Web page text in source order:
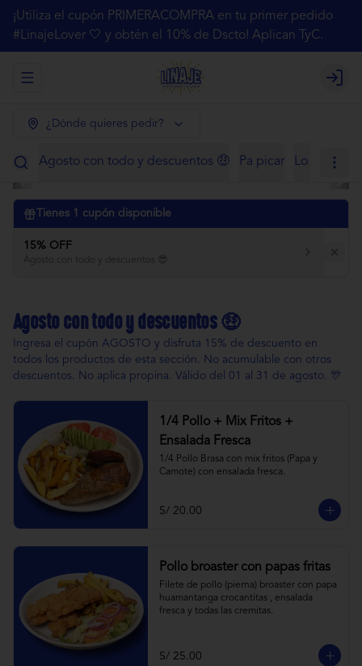
¡Utiliza el cupón PRIMERACOMPRA en tu primer pedido
#LinajeLover 🤍 y obtén el 10% de Dscto! Aplican TyC.
Abrir menu de navegación Login
¿Dónde quieres pedir?
Agosto con todo y descuentos 🤑 Pa picar Lo de
Tienes 1 cupón disponible
15% OFF
Agosto con todo y descuentos 😎
Agosto con todo y descuentos 🤑
Ingresa el cupón AGOSTO y disfruta 15% de descuento en
todos los productos de esta sección. No acumulable con otros
descuentos. No aplica propina. Válido del 01 al 31 de agosto. 🎊
1/4 Pollo + Mix Fritos +
Ensalada Fresca
1/4 Pollo Brasa con mix fritos (Papa y
Camote) con ensalada fresca.
S/ 20.00
Pollo broaster con papas fritas
Filete de pollo (pierna) broaster con papa
huamantanga crocantitas , ensalada
fresca y todas las cremitas.
S/ 25.00